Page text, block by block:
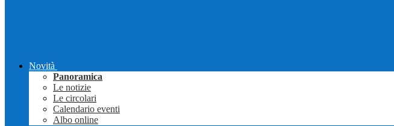
Novità
Panoramica
Le notizie
Le circolari
Calendario eventi
Albo online